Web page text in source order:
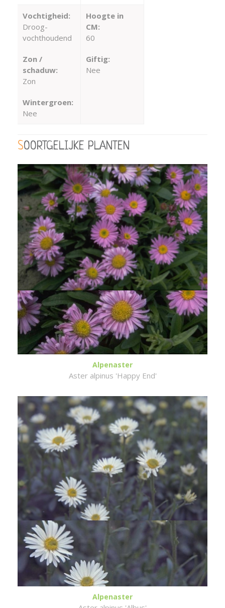
Vochtigheid:
Droog-
vochthoudend
Zon /
schaduw:
Zon
Wintergroen:
Nee
Hoogte in
CM:
60
Giftig:
Nee
SOORTGELIJKE PLANTEN
Alpenaster
Aster alpinus 'Happy End'
Alpenaster